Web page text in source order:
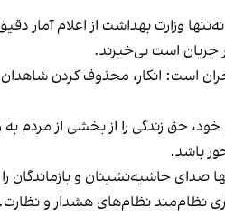
وزارت بهداشت از اعلام آمار
جریان است بی‌خبرند.
است: انکار، محذوف کردن
حق زندگی را از بخشی از مردم
باشد.
صدای حاشیه‌نشینان و
نظام‌مند نظام‌های هشدار و نظارت.